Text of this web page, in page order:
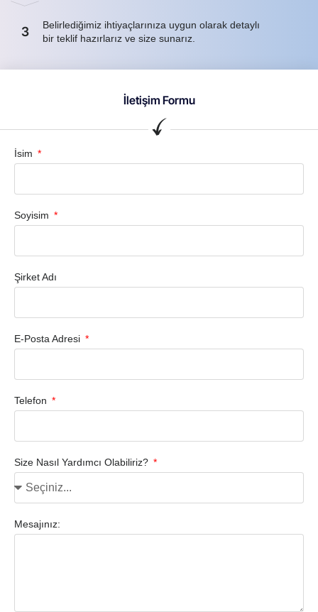
3
Belirlediğimiz ihtiyaçlarınıza uygun olarak detaylı
bir teklif hazırlarız ve size sunarız.
İletişim Formu
İsim
Soyisim
Şirket Adı
E-Posta Adresi
Telefon
Size Nasıl Yardımcı Olabiliriz?
Mesajınız: